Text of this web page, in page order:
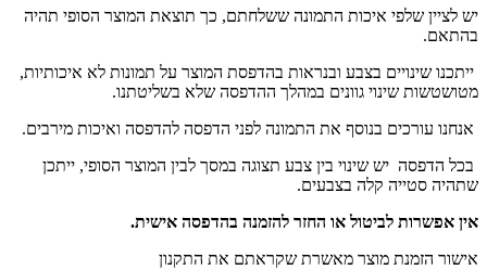
יש לציין שלפי איכות התמונה ששלחתם, כך תוצאת המוצר הסופי תהיה
בהתאם.
ייתכנו שינויים בצבע ובנראות בהדפסת המוצר על תמונות לא איכותיות,
מטושטשות שינוי גוונים במהלך ההדפסה שלא בשליטתנו.
אנחנו עורכים בנוסף את התמונה לפני הדפסה להדפסה ואיכות מירבים.
בכל הדפסה יש שינוי בין צבע תצוגה במסך לבין המוצר הסופי, ייתכן
שתהיה סטייה קלה בצבעים.
אין אפשרות לביטול או החזר להזמנה בהדפסה אישית.
אישור הזמנת מוצר מאשרת שקראתם את התקנון